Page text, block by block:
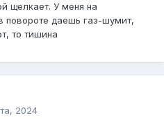
щелкает. У меня на
повороте даешь газ-шумит,
то тишина
2024